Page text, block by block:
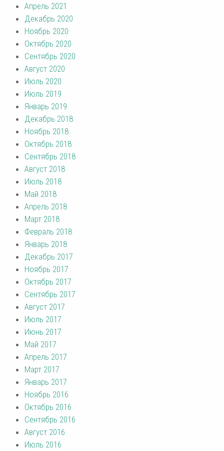
Апрель 2021
Декабрь 2020
Ноябрь 2020
Октябрь 2020
Сентябрь 2020
Август 2020
Июль 2020
Июль 2019
Январь 2019
Декабрь 2018
Ноябрь 2018
Октябрь 2018
Сентябрь 2018
Август 2018
Июль 2018
Май 2018
Апрель 2018
Март 2018
Февраль 2018
Январь 2018
Декабрь 2017
Ноябрь 2017
Октябрь 2017
Сентябрь 2017
Август 2017
Июль 2017
Июнь 2017
Май 2017
Апрель 2017
Март 2017
Январь 2017
Ноябрь 2016
Октябрь 2016
Сентябрь 2016
Август 2016
Июль 2016